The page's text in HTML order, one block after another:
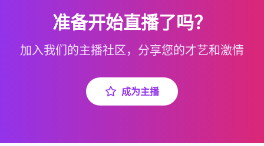
准备开始直播了吗？
加入我们的主播社区，分享您的才艺和激情
成为主播